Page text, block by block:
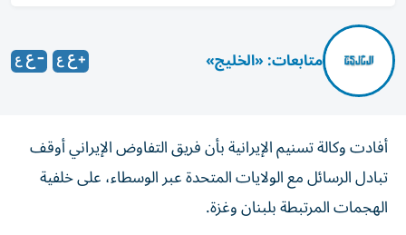
متابعات: «الخليج»
أفادت وكالة تسنيم الإيرانية بأن فريق التفاوض الإيراني أوقف
تبادل الرسائل مع الولايات المتحدة عبر الوسطاء، على خلفية
الهجمات المرتبطة بلبنان وغزة.